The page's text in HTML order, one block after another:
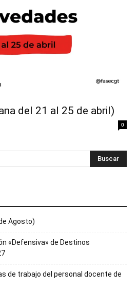
del 21 al 25 de abril)
0
Agosto)
«Defensiva» de Destinos
de trabajo del personal docente de